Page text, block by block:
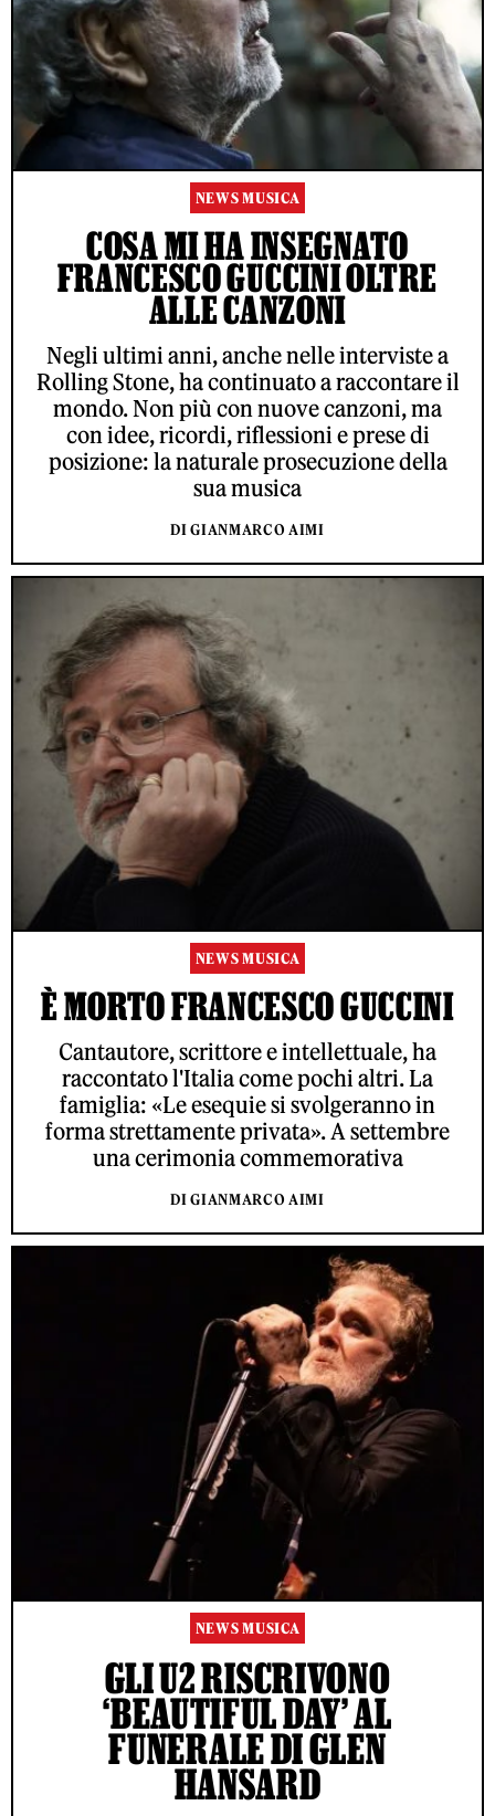
NEWS MUSICA
COSA MI HA INSEGNATO
FRANCESCO GUCCINI OLTRE
ALLE CANZONI
Negli ultimi anni, anche nelle interviste a
Rolling Stone, ha continuato a raccontare il
mondo. Non più con nuove canzoni, ma
con idee, ricordi, riflessioni e prese di
posizione: la naturale prosecuzione della
sua musica
DI GIANMARCO AIMI
NEWS MUSICA
È MORTO FRANCESCO GUCCINI
Cantautore, scrittore e intellettuale, ha
raccontato l'Italia come pochi altri. La
famiglia: «Le esequie si svolgeranno in
forma strettamente privata». A settembre
una cerimonia commemorativa
DI GIANMARCO AIMI
NEWS MUSICA
GLI U2 RISCRIVONO
‘BEAUTIFUL DAY’ AL
FUNERALE DI GLEN
HANSARD